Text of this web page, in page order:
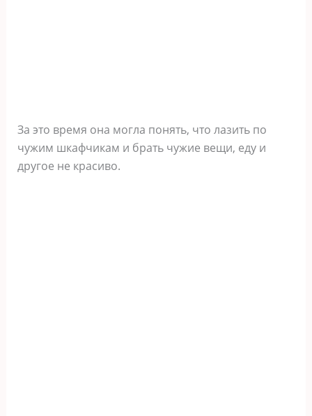
За это время она могла понять, что лазить по
чужим шкафчикам и брать чужие вещи, еду и
другое не красиво.